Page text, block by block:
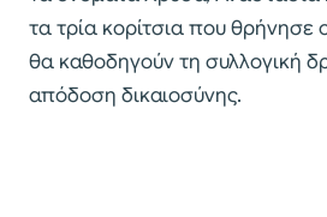
τα τρία κορίτσια που θρήνησε
θα καθοδηγούν τη συλλογική
απόδοση δικαιοσύνης.